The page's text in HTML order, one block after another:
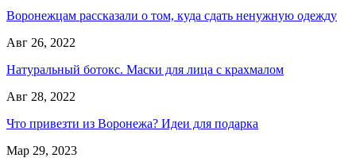
Воронежцам рассказали о том, куда сдать ненужную одежду
Авг 26, 2022
Натуральный ботокс. Маски для лица с крахмалом
Авг 28, 2022
Что привезти из Воронежа? Идеи для подарка
Мар 29, 2023